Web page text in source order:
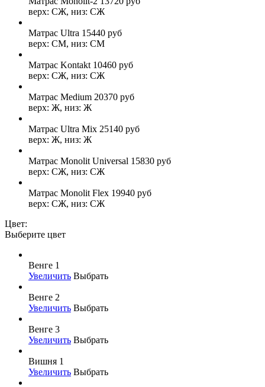
верх: СЖ, низ: СЖ
Матрас Ultra 15440 руб
верх: СМ, низ: СМ
Матрас Kontakt 10460 руб
верх: СЖ, низ: СЖ
Матрас Medium 20370 руб
верх: Ж, низ: Ж
Матрас Ultra Mix 25140 руб
верх: Ж, низ: Ж
Матрас Monolit Universal 15830 руб
верх: СЖ, низ: СЖ
Матрас Monolit Flex 19940 руб
верх: СЖ, низ: СЖ
Цвет:
Выберите цвет
Венге 1
Увеличить Выбрать
Венге 2
Увеличить Выбрать
Венге 3
Увеличить Выбрать
Вишня 1
Увеличить Выбрать